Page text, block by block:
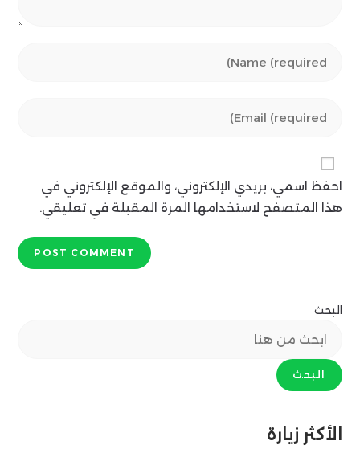
احفظ اسمي، بريدي الإلكتروني، والموقع الإلكتروني في
هذا المتصفح لاستخدامها المرة المقبلة في تعليقي.
البحث
البحث
الأكثر زيارة